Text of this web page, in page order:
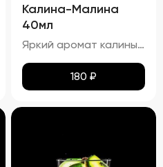
Калина-Малина
40мл
Яркий аромат калины и малины с тонкими нотками карамели. процент спирта в настойке "Калина-Малина" составляет приблизительно 23,54%.
180 ₽